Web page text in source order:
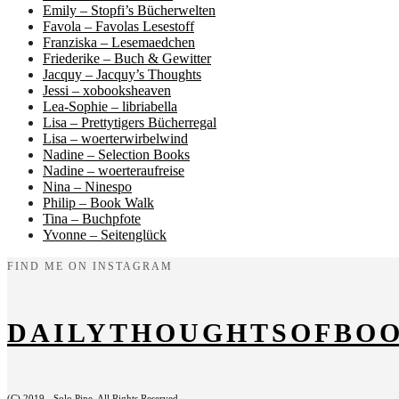
Emily – Stopfi’s Bücherwelten
Favola – Favolas Lesestoff
Franziska – Lesemaedchen
Friederike – Buch & Gewitter
Jacquy – Jacquy’s Thoughts
Jessi – xobooksheaven
Lea-Sophie – libriabella
Lisa – Prettytigers Bücherregal
Lisa – woerterwirbelwind
Nadine – Selection Books
Nadine – woerteraufreise
Nina – Ninespo
Philip – Book Walk
Tina – Buchpfote
Yvonne – Seitenglück
FIND ME ON INSTAGRAM